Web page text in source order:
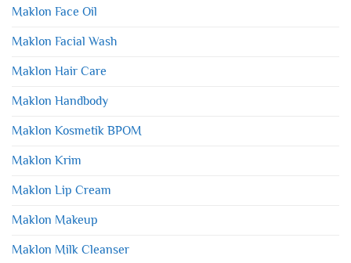
Maklon Face Oil
Maklon Facial Wash
Maklon Hair Care
Maklon Handbody
Maklon Kosmetik BPOM
Maklon Krim
Maklon Lip Cream
Maklon Makeup
Maklon Milk Cleanser